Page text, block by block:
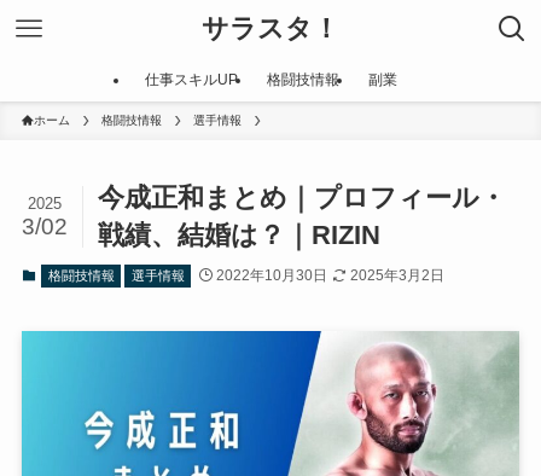
サラスタ！
仕事スキルUP 格闘技情報 副業
ホーム 格闘技情報 選手情報
今成正和まとめ｜プロフィール・
戦績、結婚は？｜RIZIN
2025
3/02
格闘技情報 選手情報 2022年10月30日 2025年3月2日